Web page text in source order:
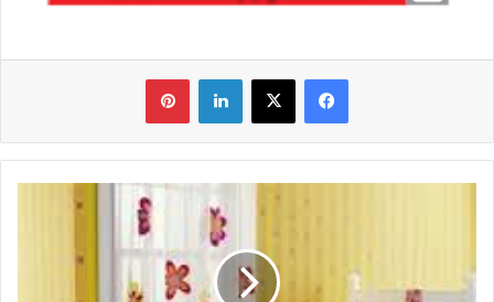
فیس بوک X لینکدین ‫پین‌ترست